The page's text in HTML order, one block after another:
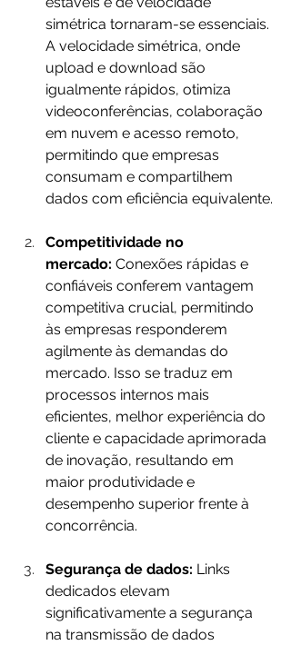
simétrica tornaram-se essenciais.
A velocidade simétrica, onde
upload e download são
igualmente rápidos, otimiza
videoconferências, colaboração
em nuvem e acesso remoto,
permitindo que empresas
consumam e compartilhem
dados com eficiência equivalente.
Competitividade no
mercado: Conexões rápidas e
confiáveis conferem vantagem
competitiva crucial, permitindo
às empresas responderem
agilmente às demandas do
mercado. Isso se traduz em
processos internos mais
eficientes, melhor experiência do
cliente e capacidade aprimorada
de inovação, resultando em
maior produtividade e
desempenho superior frente à
concorrência.
Segurança de dados: Links
dedicados elevam
significativamente a segurança
na transmissão de dados